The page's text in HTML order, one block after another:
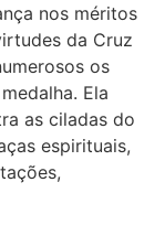
nos méritos
da Cruz
os
Ela
as ciladas do
espirituais,